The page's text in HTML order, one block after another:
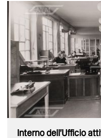
Interno dell'Ufficio